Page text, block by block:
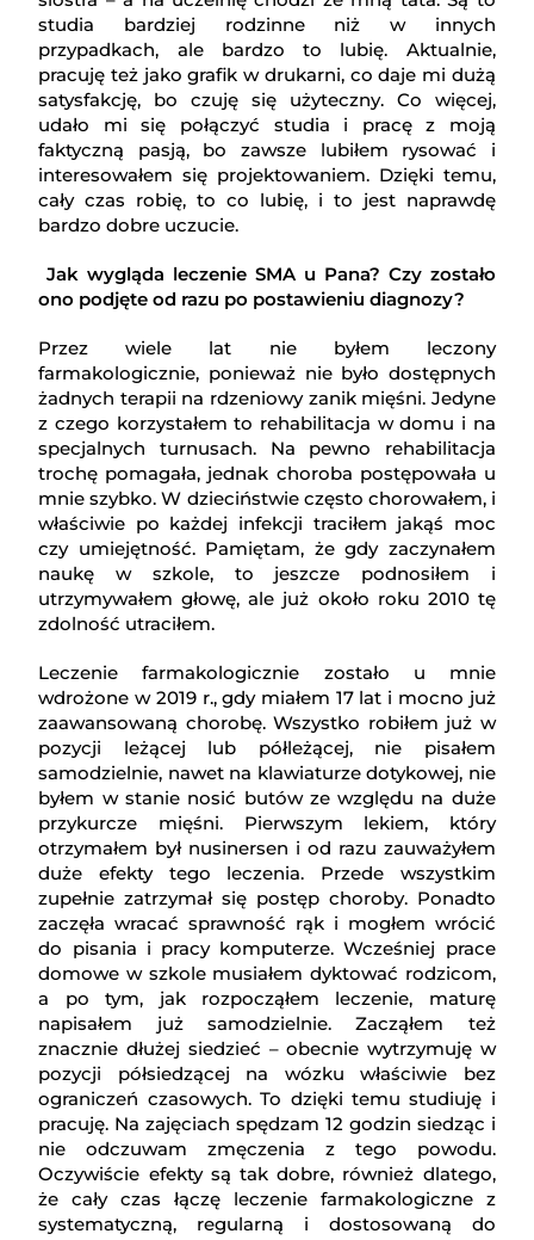
studia bardziej rodzinne niż w innych
przypadkach, ale bardzo to lubię. Aktualnie,
pracuję też jako grafik w drukarni, co daje mi dużą
satysfakcję, bo czuję się użyteczny. Co więcej,
udało mi się połączyć studia i pracę z moją
faktyczną pasją, bo zawsze lubiłem rysować i
interesowałem się projektowaniem. Dzięki temu,
cały czas robię, to co lubię, i to jest naprawdę
bardzo dobre uczucie.
Jak wygląda leczenie SMA u Pana? Czy zostało
ono podjęte od razu po postawieniu diagnozy?
Przez wiele lat nie byłem leczony
farmakologicznie, ponieważ nie było dostępnych
żadnych terapii na rdzeniowy zanik mięśni. Jedyne
z czego korzystałem to rehabilitacja w domu i na
specjalnych turnusach. Na pewno rehabilitacja
trochę pomagała, jednak choroba postępowała u
mnie szybko. W dzieciństwie często chorowałem, i
właściwie po każdej infekcji traciłem jakąś moc
czy umiejętność. Pamiętam, że gdy zaczynałem
naukę w szkole, to jeszcze podnosiłem i
utrzymywałem głowę, ale już około roku 2010 tę
zdolność utraciłem.
Leczenie farmakologicznie zostało u mnie
wdrożone w 2019 r., gdy miałem 17 lat i mocno już
zaawansowaną chorobę. Wszystko robiłem już w
pozycji leżącej lub półleżącej, nie pisałem
samodzielnie, nawet na klawiaturze dotykowej, nie
byłem w stanie nosić butów ze względu na duże
przykurcze mięśni. Pierwszym lekiem, który
otrzymałem był nusinersen i od razu zauważyłem
duże efekty tego leczenia. Przede wszystkim
zupełnie zatrzymał się postęp choroby. Ponadto
zaczęła wracać sprawność rąk i mogłem wrócić
do pisania i pracy komputerze. Wcześniej prace
domowe w szkole musiałem dyktować rodzicom,
a po tym, jak rozpocząłem leczenie, maturę
napisałem już samodzielnie. Zacząłem też
znacznie dłużej siedzieć – obecnie wytrzymuję w
pozycji półsiedzącej na wózku właściwie bez
ograniczeń czasowych. To dzięki temu studiuję i
pracuję. Na zajęciach spędzam 12 godzin siedząc i
nie odczuwam zmęczenia z tego powodu.
Oczywiście efekty są tak dobre, również dlatego,
że cały czas łączę leczenie farmakologiczne z
systematyczną, regularną i dostosowaną do